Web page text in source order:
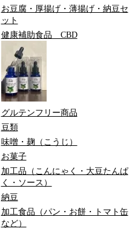
お豆腐・厚揚げ・薄揚げ・納豆セ
ット
健康補助食品 CBD
グルテンフリー商品
豆類
味噌・麹（こうじ）
お菓子
加工品（こんにゃく・大豆たんぱ
く・ソース）
納豆
加工食品（パン・お餅・トマト缶
など）